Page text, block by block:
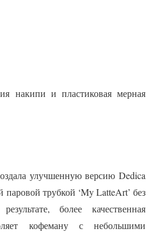
накипи и пластиковая мерная
улучшенную версию Dedica
паровой трубкой ‘My LatteArt’ без
более качественная
кофеману с небольшими